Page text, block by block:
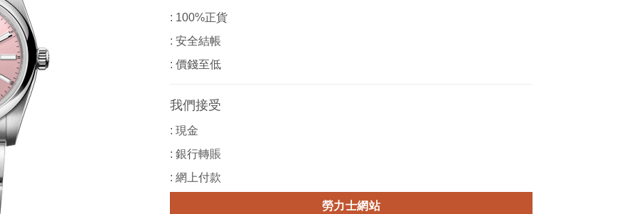
: 100%正貨
: 安全結帳
: 價錢至低
我們接受
: 現金
: 銀行轉賬
: 網上付款
勞力士網站